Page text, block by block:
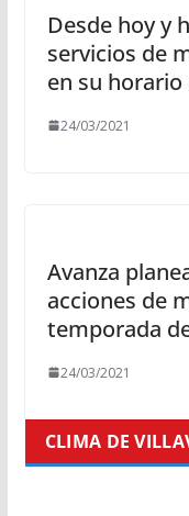
Desde hoy y
servicios de
en su
24/03/2021
Avanza
acciones de
temporada
24/03/2021
CLIMA DE